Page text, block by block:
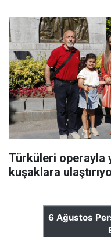
Türküleri operayla
kuşaklara